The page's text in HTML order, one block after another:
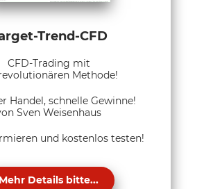
Trend-CFD
CFD-Trading mit
Methode!
Handel, schnelle Gewinne!
Sven Weisenhaus
und kostenlos testen!
Mehr Details bitte...